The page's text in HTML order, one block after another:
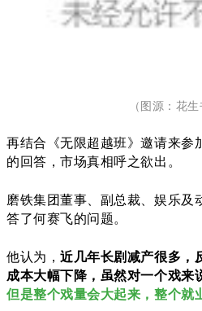
（图源：花
再结合《无限超越班》邀请来参
的回答，市场真相呼之欲出。
磨铁集团董事、副总裁、娱乐及
答了何赛飞的问题。
他认为，近几年长剧减产很多，
成本大幅下降，虽然对一个戏来
但是整个戏量会大起来，整个就